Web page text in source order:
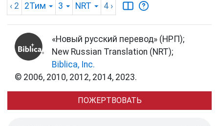
‹ 2 2Тим 3 NRT 4 ›
«Новый русский перевод» (НРП);
New Russian Translation (NRT);
Biblica, Inc.
© 2006, 2010, 2012, 2014, 2023.
ПОЖЕРТВОВАТЬ